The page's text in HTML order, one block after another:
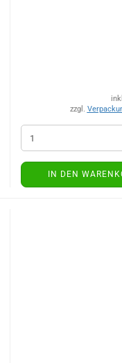
zzgl.
IN DEN